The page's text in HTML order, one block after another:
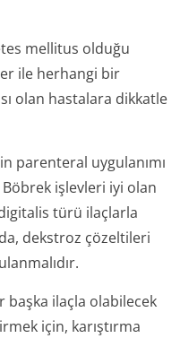
mellitus olduğu
ile herhangi bir
olan hastalara dikkatle
parenteral uygulanımı
işlevleri iyi olan
türü ilaçlarla
dekstroz çözeltileri
başka ilaçla olabilecek
için, karıştırma